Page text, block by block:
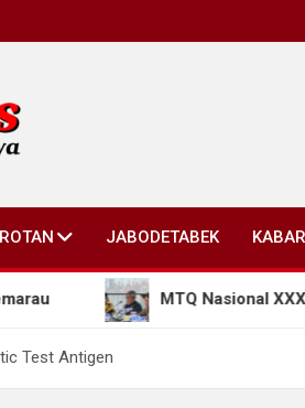
JABODETABEK
MTQ Nasional XXXI 2026 di
Test Antigen